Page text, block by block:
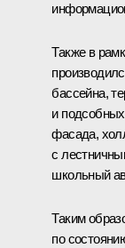
Также в
бассейна,
и
фасада,
с
школьный
Таким
по